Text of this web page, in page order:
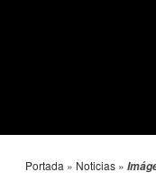
Portada » Noticias »